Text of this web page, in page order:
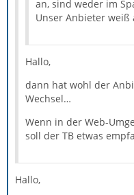
an, sind weder im
Unser Anbieter
Hallo,
dann hat wohl der
Wechsel…
Wenn in der Web-
soll der TB etwas
Hallo,